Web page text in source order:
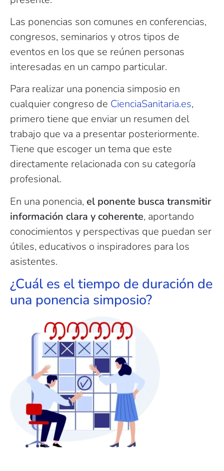
Las ponencias son comunes en conferencias,
congresos, seminarios y otros tipos de
eventos en los que se reúnen personas
interesadas en un campo particular.
Para realizar una ponencia simposio en
cualquier congreso de CienciaSanitaria.es,
primero tiene que enviar un resumen del
trabajo que va a presentar posteriormente.
Tiene que escoger un tema que este
directamente relacionada con su categoría
profesional.
En una ponencia, el ponente busca transmitir
información clara y coherente, aportando
conocimientos y perspectivas que puedan ser
útiles, educativos o inspiradores para los
asistentes.
¿Cuál es el tiempo de duración de
una ponencia simposio?